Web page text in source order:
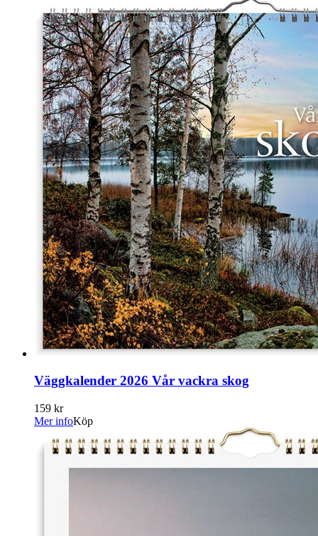
Väggkalender 2026 Vår vackra skog
159 kr
Mer infoKöp